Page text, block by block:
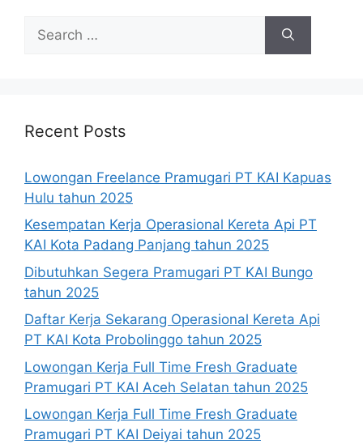
for:
Recent Posts
Lowongan Freelance Pramugari PT KAI Kapuas
Hulu tahun 2025
Kesempatan Kerja Operasional Kereta Api PT
KAI Kota Padang Panjang tahun 2025
Dibutuhkan Segera Pramugari PT KAI Bungo
tahun 2025
Daftar Kerja Sekarang Operasional Kereta Api
PT KAI Kota Probolinggo tahun 2025
Lowongan Kerja Full Time Fresh Graduate
Pramugari PT KAI Aceh Selatan tahun 2025
Lowongan Kerja Full Time Fresh Graduate
Pramugari PT KAI Deiyai tahun 2025